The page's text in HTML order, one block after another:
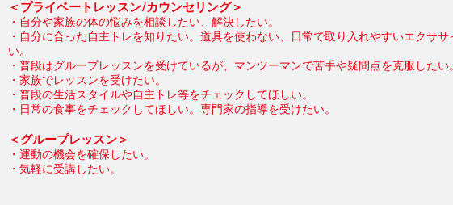
＜プライベートレッスン/カウンセリング＞
・自分や家族の体の悩みを相談したい、解決したい。
・自分に合った自主トレを知りたい。道具を使わない、日常で取り入れやすいエクササ
い。
・普段はグループレッスンを受けているが、マンツーマンで苦手や疑問点を克服したい。
​・家族でレッスンを受けたい。
・普段の生活スタイルや自主トレ等をチェックしてほしい。
・日常の食事をチェックしてほしい。専門家の指導を受けたい。
＜グループレッスン＞
・運動の機会を確保したい。
・気軽に受講したい。